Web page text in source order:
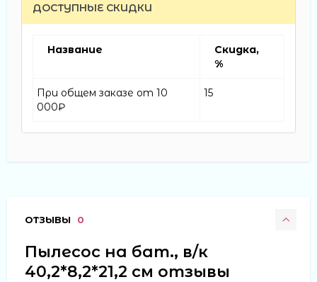
ДОСТУПНЫЕ СКИДКИ
Название
Скидка,
%
При общем заказе от 10
000₽
15
ОТЗЫВЫ 0
Пылесос на бат., в/к
40,2*8,2*21,2 см отзывы